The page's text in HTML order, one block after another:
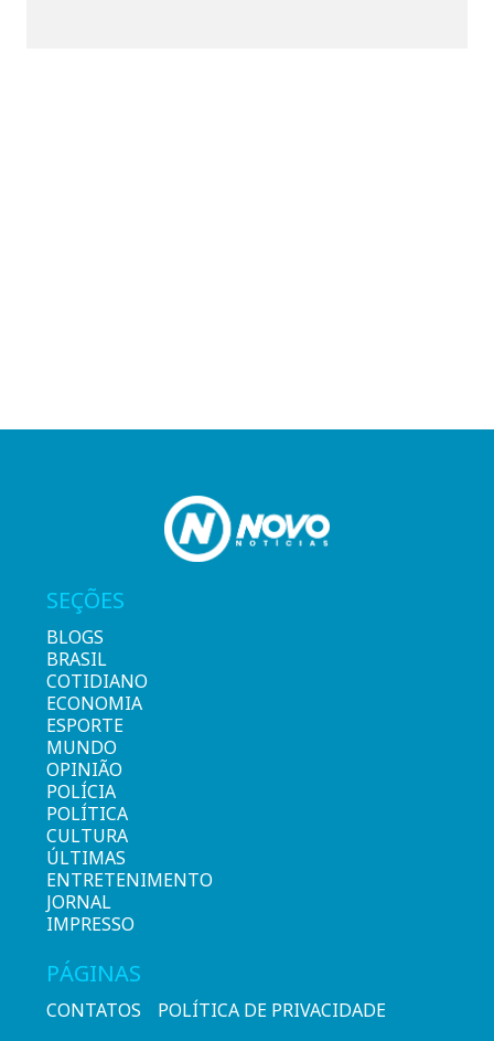
SEÇÕES
BLOGS
BRASIL
COTIDIANO
ECONOMIA
ESPORTE
MUNDO
OPINIÃO
POLÍCIA
POLÍTICA
CULTURA
ÚLTIMAS
ENTRETENIMENTO
JORNAL
IMPRESSO
PÁGINAS
CONTATOS POLÍTICA DE PRIVACIDADE